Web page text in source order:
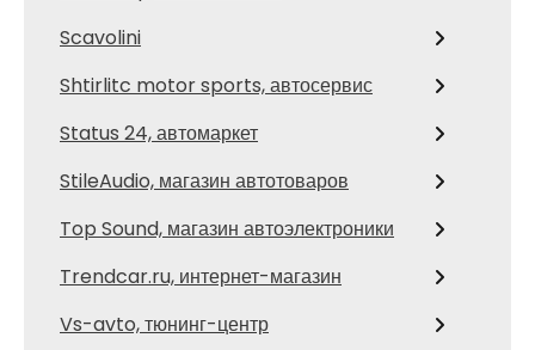
Scavolini
Shtirlitc motor sports, автосервис
Status 24, автомаркет
StileAudio, магазин автотоваров
Top Sound, магазин автоэлектроники
Trendcar.ru, интернет-магазин
Vs-avto, тюнинг-центр